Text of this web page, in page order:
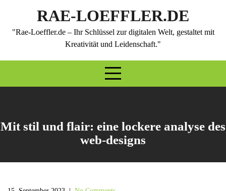
content
RAE-LOEFFLER.DE
"Rae-Loeffler.de – Ihr Schlüssel zur digitalen Welt, gestaltet mit
Kreativität und Leidenschaft."
Mit stil und flair: eine lockere analyse des
web-designs